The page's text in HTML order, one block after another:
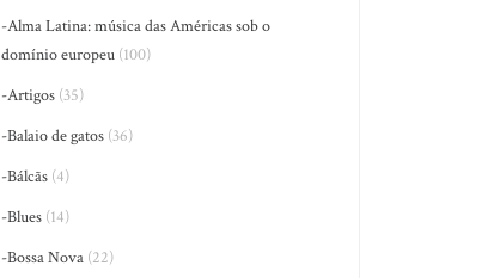
-Alma Latina: música das Américas sob o
domínio europeu (100)
-Artigos (35)
-Balaio de gatos (36)
-Bálcãs (4)
-Blues (14)
-Bossa Nova (22)